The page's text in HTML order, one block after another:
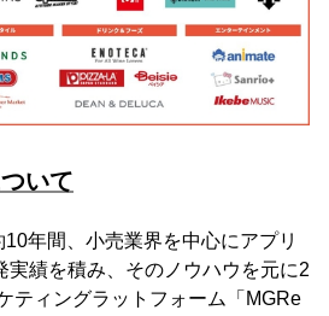
いて
年間、小売業界を中心にアプリ
実績を積み、そのノウハウを元に2
ティングラットフォーム「MGRe